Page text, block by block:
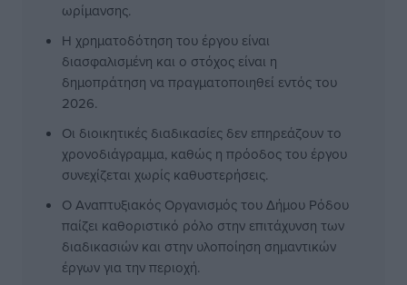
ωρίμανσης.
Η χρηματοδότηση του έργου είναι
διασφαλισμένη και ο στόχος είναι η
δημοπράτηση να πραγματοποιηθεί εντός του
2026.
Οι διοικητικές διαδικασίες δεν επηρεάζουν το
χρονοδιάγραμμα, καθώς η πρόοδος του έργου
συνεχίζεται χωρίς καθυστερήσεις.
Ο Αναπτυξιακός Οργανισμός του Δήμου Ρόδου
παίζει καθοριστικό ρόλο στην επιτάχυνση των
διαδικασιών και στην υλοποίηση σημαντικών
έργων για την περιοχή.